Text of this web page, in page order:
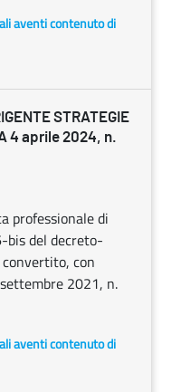
aventi contenuto di
STRATEGIE
4 aprile 2024, n.
professionale di
bis del decreto-
con
2021, n.
aventi contenuto di